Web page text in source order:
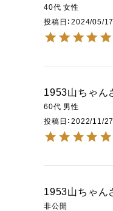
40代 女性
投稿日
2024/05/17
1953山ちゃん
60代 男性
投稿日
2022/11/27
1953山ちゃん
非公開